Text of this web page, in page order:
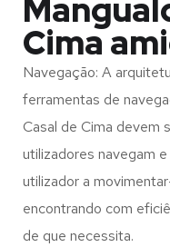
Cima
Navegação: A
ferramentas de
Casal de Cima devem
utilizadores navegam
utilizador a
encontrando com
de que necessita.